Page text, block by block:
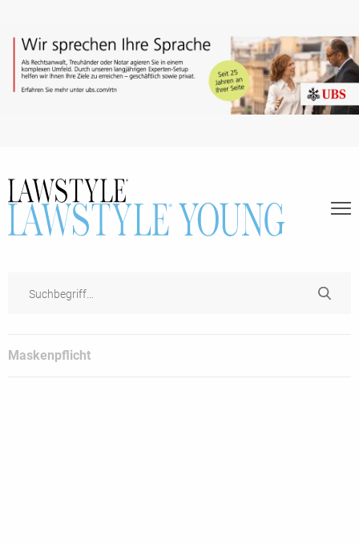
Maskenpflicht